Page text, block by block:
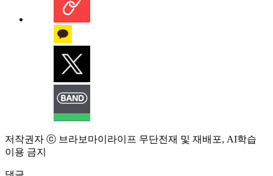
저작권자 ⓒ 브라보마이라이프 무단전재 및 재배포, AI학습
이용 금지